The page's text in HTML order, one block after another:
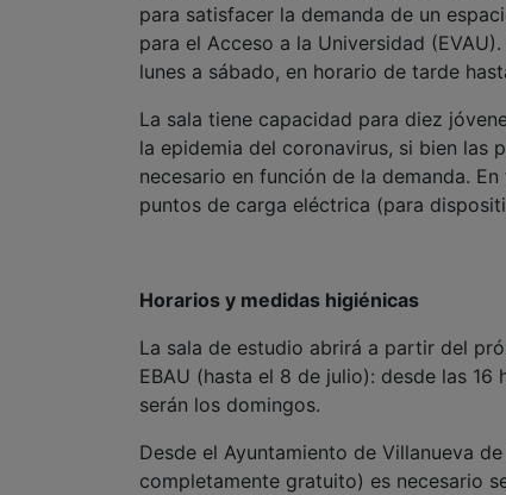
para satisfacer la demanda de un
para el Acceso a la Universidad
lunes a sábado, en horario de tarde
La sala tiene capacidad para diez
la epidemia del coronavirus, si bien las
necesario en función de la demanda.
puntos de carga eléctrica (para
Horarios y medidas higiénicas
La sala de estudio abrirá a partir del
EBAU (hasta el 8 de julio): desde las
serán los domingos.
Desde el Ayuntamiento de Villanueva
completamente gratuito) es necesario